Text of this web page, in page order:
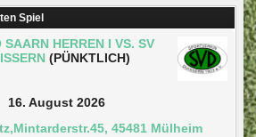
Spiel
SAARN HERREN I VS. SV
(PÜNKTLICH)
16. August 2026
45481 Mülheim